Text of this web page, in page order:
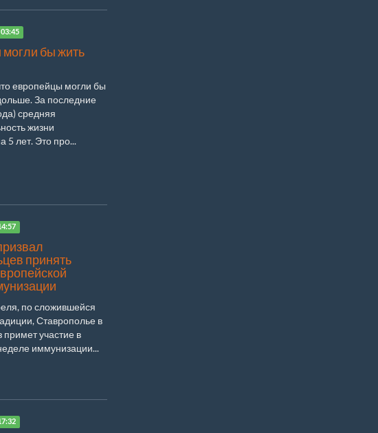
бы жить
европейцы могли бы
За последние
средняя
жизни
5 лет. Это про...
принять
по сложившейся
Ставрополье в
примет участие в
иммунизации...